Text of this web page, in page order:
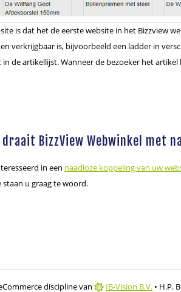
is dat het de eerste website in het Bizzview
verkrijgbaar is, bijvoorbeeld een ladder in
de artikellijst. Wanneer de bezoeker het
draait BizzView Webwinkel met
in een naadloze koppeling van uw
staan u graag te woord.
discipline van IB-Vision B.V. • H.P.